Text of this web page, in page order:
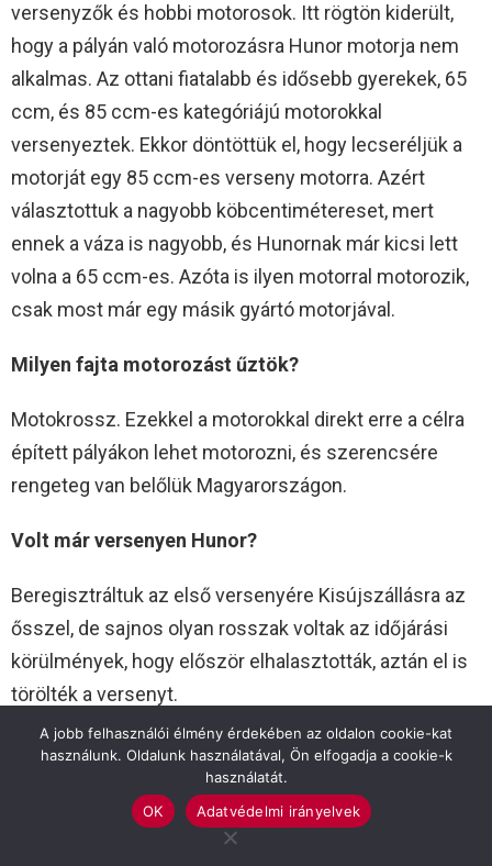
versenyzők és hobbi motorosok. Itt rögtön kiderült,
hogy a pályán való motorozásra Hunor motorja nem
alkalmas. Az ottani fiatalabb és idősebb gyerekek, 65
ccm, és 85 ccm-es kategóriájú motorokkal
versenyeztek. Ekkor döntöttük el, hogy lecseréljük a
motorját egy 85 ccm-es verseny motorra. Azért
választottuk a nagyobb köbcentimétereset, mert
ennek a váza is nagyobb, és Hunornak már kicsi lett
volna a 65 ccm-es. Azóta is ilyen motorral motorozik,
csak most már egy másik gyártó motorjával.
Milyen fajta motorozást űztök?
Motokrossz. Ezekkel a motorokkal direkt erre a célra
épített pályákon lehet motorozni, és szerencsére
rengeteg van belőlük Magyarországon.
Volt már versenyen Hunor?
Beregisztráltuk az első versenyére Kisújszállásra az
ősszel, de sajnos olyan rosszak voltak az időjárási
körülmények, hogy először elhalasztották, aztán el is
törölték a versenyt.
Nem féltitek Hunort?
Természetesen féltjük, pláne az ugratókon, de minél
jobb védőfelszerelésekkel igyekszünk megóvni.
A jobb felhasználói élmény érdekében az oldalon cookie-kat
használunk. Oldalunk használatával, Ön elfogadja a cookie-k
használatát.
OK
Adatvédelmi irányelvek